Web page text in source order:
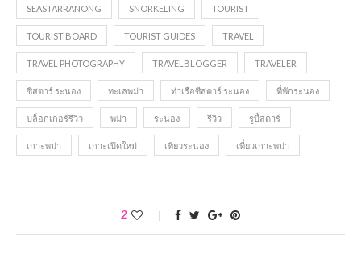
SEASTARRANONG SNORKELING TOURIST
TOURIST BOARD TOURIST GUIDES TRAVEL
TRAVEL PHOTOGRAPHY TRAVELBLOGGER TRAVELER
ซีสตาร์ ระนอง ทะเลพม่า ท่าเรือซีสตาร์ ระนอง ที่พักระนอง
บล็อกเกอร์รีวิว พม่า ระนอง รีวิว รูบี้สตาร์
เกาะพม่า เกาะเปิดใหม่ เที่ยวระนอง เที่ยวเกาะพม่า
2